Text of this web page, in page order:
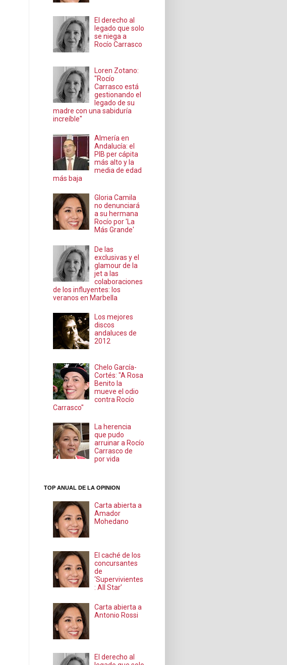
El derecho al
legado que solo
se niega a
Rocío Carrasco
Loren Zotano:
"Rocío
Carrasco está
gestionando el
legado de su
madre con una sabiduría
increíble"
Almería en
Andalucía: el
PIB per cápita
más alto y la
media de edad
más baja
Gloria Camila
no denunciará
a su hermana
Rocío por 'La
Más Grande'
De las
exclusivas y el
glamour de la
jet a las
colaboraciones
de los influyentes: los
veranos en Marbella
Los mejores
discos
andaluces de
2012
Chelo García-
Cortés: "A Rosa
Benito la
mueve el odio
contra Rocío
Carrasco"
La herencia
que pudo
arruinar a Rocío
Carrasco de
por vida
TOP ANUAL DE LA OPINION
Carta abierta a
Amador
Mohedano
El caché de los
concursantes
de
‘Supervivientes
: All Star’
Carta abierta a
Antonio Rossi
El derecho al